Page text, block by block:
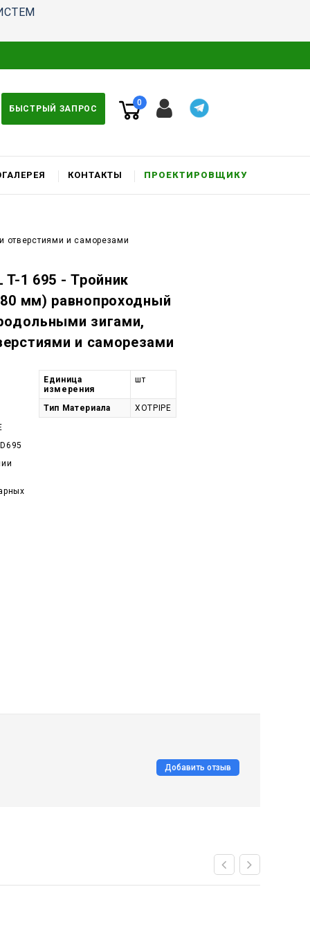
БЫСТРЫЙ ЗАПРОС
0
КОНТАКТЫ ПРОЕКТИРОВЩИКУ
отверстиями и саморезами
T-1 695 - Тройник
мм) равнопроходный
зигами,
и саморезами
Единица
измерения
шт
Тип Материала XOTPIPE
Добавить отзыв